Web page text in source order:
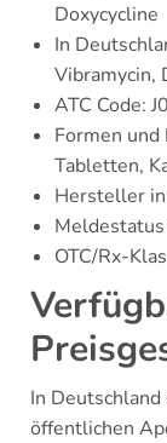
Doxycycline
In
Vibramycin,
ATC Code:
Formen
Tabletten,
Hersteller
OTC/Rx-
In
öffentlichen